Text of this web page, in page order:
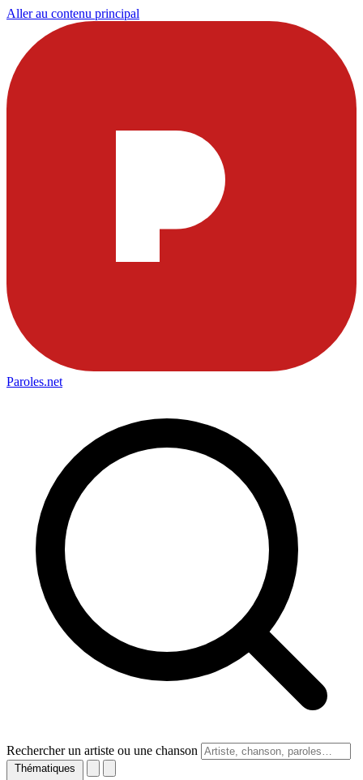
Aller au contenu principal
Paroles.net
Rechercher un artiste ou une chanson
Thématiques